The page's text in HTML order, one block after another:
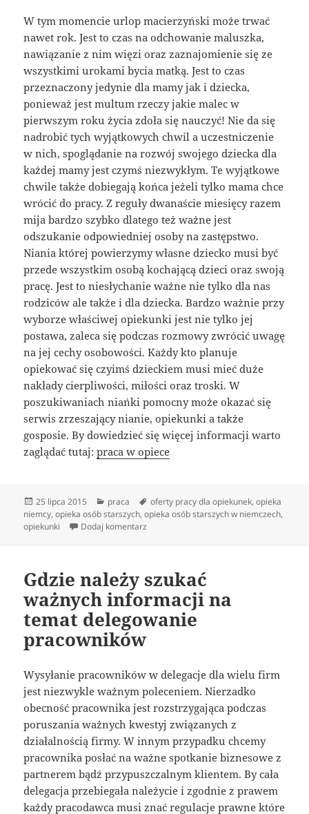
W tym momencie urlop macierzyński może trwać
nawet rok. Jest to czas na odchowanie maluszka,
nawiązanie z nim więzi oraz zaznajomienie się ze
wszystkimi urokami bycia matką. Jest to czas
przeznaczony jedynie dla mamy jak i dziecka,
ponieważ jest multum rzeczy jakie malec w
pierwszym roku życia zdoła się nauczyć! Nie da się
nadrobić tych wyjątkowych chwil a uczestniczenie
w nich, spoglądanie na rozwój swojego dziecka dla
każdej mamy jest czymś niezwykłym. Te wyjątkowe
chwile także dobiegają końca jeżeli tylko mama chce
wrócić do pracy. Z reguły dwanaście miesięcy razem
mija bardzo szybko dlatego też ważne jest
odszukanie odpowiedniej osoby na zastępstwo.
Niania której powierzymy własne dziecko musi być
przede wszystkim osobą kochającą dzieci oraz swoją
pracę. Jest to niesłychanie ważne nie tylko dla nas
rodziców ale także i dla dziecka. Bardzo ważnie przy
wyborze właściwej opiekunki jest nie tylko jej
postawa, zaleca się podczas rozmowy zwrócić uwagę
na jej cechy osobowości. Każdy kto planuje
opiekować się czyimś dzieckiem musi mieć duże
nakłady cierpliwości, miłości oraz troski. W
poszukiwaniach niańki pomocny może okazać się
serwis zrzeszający nianie, opiekunki a także
gosposie. By dowiedzieć się więcej informacji warto
zaglądać tutaj:praca w opiece
Data
publikacji
25 lipca 2015 Kategorie
praca Tagi
oferty pracy dla opiekunek,opieka
niemcy,opieka osób starszych,opieka osób starszych w niemczech,
opiekunki
Dodaj komentarz
Gdzie należy szukać
ważnych informacji na
temat delegowanie
pracowników
Wysyłanie pracowników w delegacje dla wielu firm
jest niezwykle ważnym poleceniem. Nierzadko
obecność pracownika jest rozstrzygająca podczas
poruszania ważnych kwestyj związanych z
działalnością firmy. W innym przypadku chcemy
pracownika posłać na ważne spotkanie biznesowe z
partnerem bądź przypuszczalnym klientem. By cała
delegacja przebiegała należycie i zgodnie z prawem
każdy pracodawca musi znać regulacje prawne które